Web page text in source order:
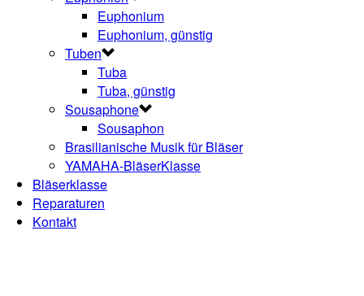
Euphonium
Euphonium, günstig
Tuben
Tuba
Tuba, günstig
Sousaphone
Sousaphon
Brasilianische Musik für Bläser
YAMAHA-BläserKlasse
Bläserklasse
Reparaturen
Kontakt